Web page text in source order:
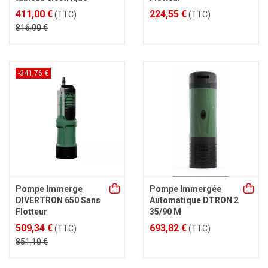
411,00 €(TTC)
816,00 €
224,55 €(TTC)
-341,76 €
Pompe Immerge
DIVERTRON 650 Sans
Flotteur
509,34 €(TTC)
851,10 €
Pompe Immergée
Automatique DTRON 2
35/90 M
693,82 €(TTC)